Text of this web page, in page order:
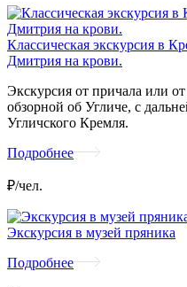
Классическая экскурсия в
Дмитрия на крови.
Экскурсия от причала или
обзорной об Угличе, с
Угличского Кремля.
Подробнее
₽/чел.
Экскурсия в музей пряника
Подробнее